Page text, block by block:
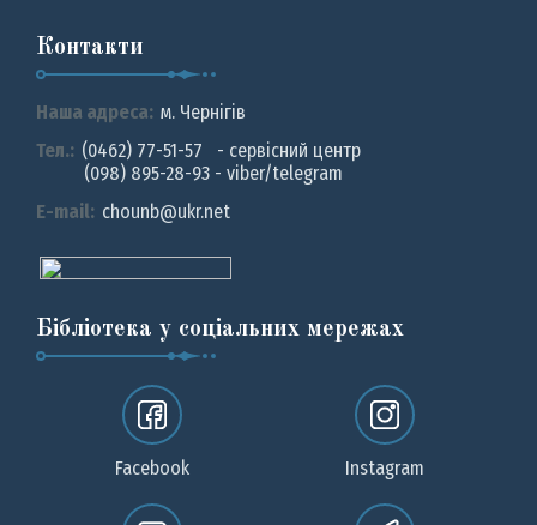
Контакти
Наша адреса: м. Чернiгiв
Тел.: (0462) 77-51-57 - сервісний центр
(098) 895-28-93 - viber/telegram
E-mail: chounb@ukr.net
Бібліотека у соціальних мережах
Facebook Instagram